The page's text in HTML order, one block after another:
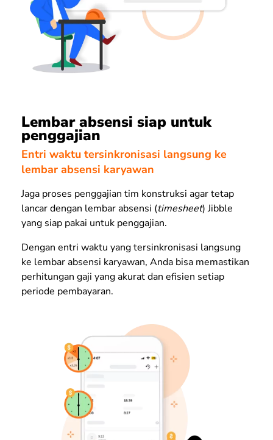
Lembar absensi siap untuk
penggajian
Entri waktu tersinkronisasi langsung ke
lembar absensi karyawan
Jaga proses penggajian tim konstruksi agar tetap
lancar dengan lembar absensi (timesheet) Jibble
yang siap pakai untuk penggajian.
Dengan entri waktu yang tersinkronisasi langsung
ke lembar absensi karyawan, Anda bisa memastikan
perhitungan gaji yang akurat dan efisien setiap
periode pembayaran.